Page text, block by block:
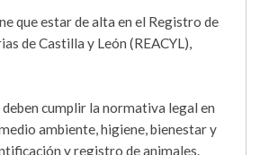
que estar de alta en el Registro de
de Castilla y León (REACYL),
cumplir la normativa legal en
ambiente, higiene, bienestar y
y registro de animales.